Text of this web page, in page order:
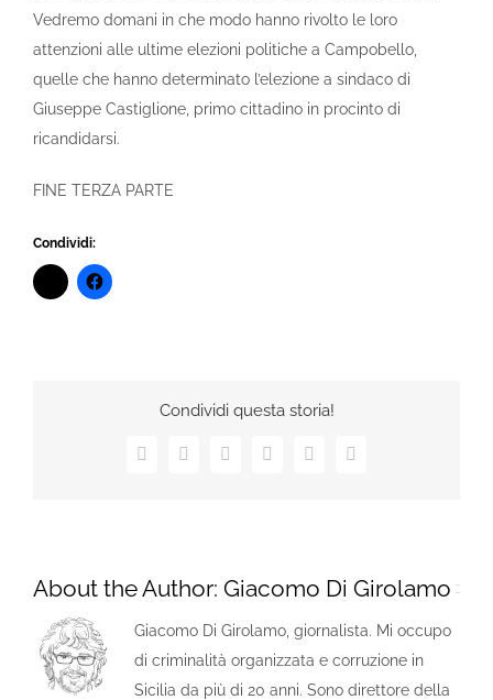
Vedremo domani in che modo hanno rivolto le loro
attenzioni alle ultime elezioni politiche a Campobello,
quelle che hanno determinato l’elezione a sindaco di
Giuseppe Castiglione, primo cittadino in procinto di
ricandidarsi.
FINE TERZA PARTE
Condividi:
Condividi questa storia!
Facebook
X LinkedInTumblrPinterestEmail
About the Author: Giacomo Di Girolamo
Giacomo Di Girolamo, giornalista. Mi occupo
di criminalità organizzata e corruzione in
Sicilia da più di 20 anni. Sono direttore della